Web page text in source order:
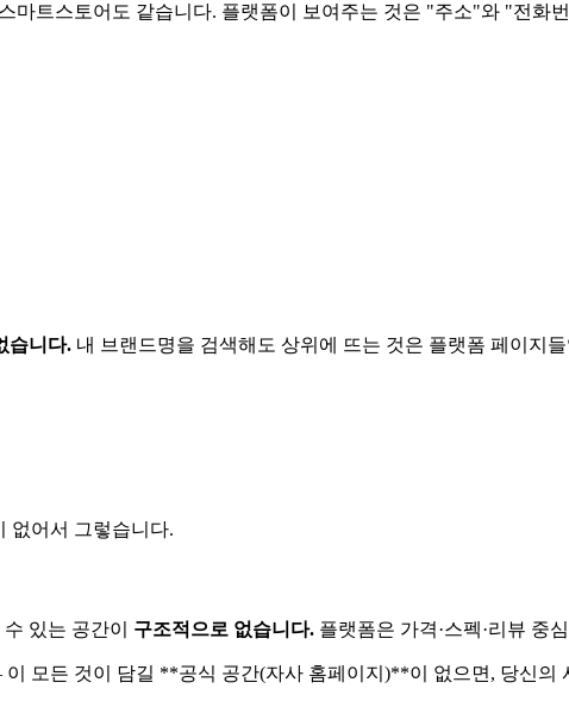
마트스토어도 같습니다. 플랫폼이 보여주는 것은 "주소"와 "전화
습니다. 내 브랜드명을 검색해도 상위에 뜨는 것은 플랫폼 페이지
없어서 그렇습니다.
있는 공간이 구조적으로 없습니다. 플랫폼은 가격·스펙·리뷰 중
모든 것이 담길 **공식 공간(자사 홈페이지)**이 없으면, 당신의